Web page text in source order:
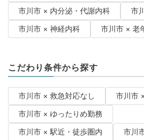
市川市 × 内分泌・代謝内科
市
市川市 × 神経内科
市川市 × 老
こだわり条件から探す
市川市 × 救急対応なし
市川市
市川市 × ゆったりめ勤務
市川市 × 駅近・徒歩圏内
市川